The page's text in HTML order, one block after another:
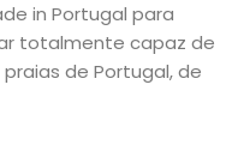
in Portugal para
totalmente capaz de
de Portugal, de